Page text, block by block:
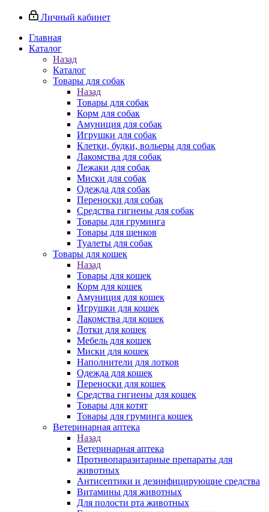
Личный кабинет
Главная
Каталог
Назад
Каталог
Товары для собак
Назад
Товары для собак
Корм для собак
Амуниция для собак
Игрушки для собак
Клетки, будки, вольеры для собак
Лакомства для собак
Лежаки для собак
Миски для собак
Одежда для собак
Переноски для собак
Средства гигиены для собак
Товары для груминга
Товары для щенков
Туалеты для собак
Товары для кошек
Назад
Товары для кошек
Корм для кошек
Амуниция для кошек
Игрушки для кошек
Лакомства для кошек
Лотки для кошек
Мебель для кошек
Миски для кошек
Наполнители для лотков
Одежда для кошек
Переноски для кошек
Средства гигиены для кошек
Товары для котят
Товары для груминга кошек
Ветеринарная аптека
Назад
Ветеринарная аптека
Противопаразитарные препараты для
животных
Антисептики и дезинфицирующие средства
Витамины для животных
Для полости рта животных